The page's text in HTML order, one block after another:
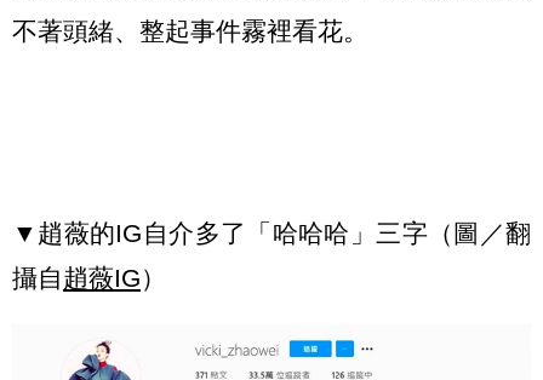
不著頭緒、整起事件霧裡看花。
▼趙薇的IG自介多了「哈哈哈」三字（圖／翻
攝自趙薇IG）